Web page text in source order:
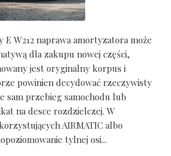
E W212 naprawa amortyzatora może
dla zakupu nowej części,
jest oryginalny korpus i
powinien decydować rzeczywisty
sam przebieg samochodu lub
na desce rozdzielczej. W
AIRMATIC albo
tylnej osi...